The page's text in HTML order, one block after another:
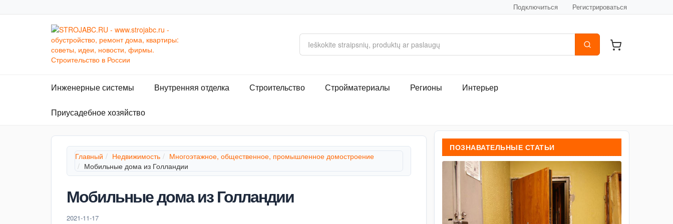
Подключиться Регистрироваться
Инженерные системы Внутренняя отделка Строительство Стройматериалы Регионы Интерьер
Приусадебное хозяйство
Главный Недвижимость
Многоэтажное, общественное, промышленное домостроение
Мобильные дома из Голландии
Мобильные дома из Голландии
2021-11-17
ПОЗНАВАТЕЛЬНЫЕ СТАТЬИ